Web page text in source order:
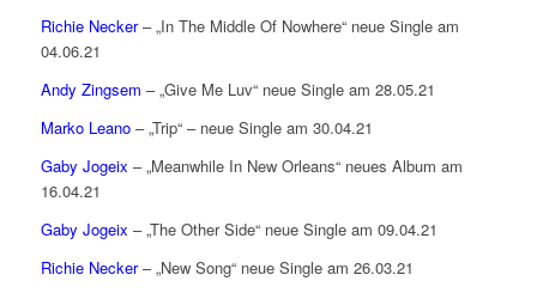
Richie Necker– „In The Middle Of Nowhere“ neue Single am
04.06.21
Andy Zingsem – „Give Me Luv“ neue Single am 28.05.21
Marko Leano– „Trip“ – neue Single am 30.04.21
Gaby Jogeix – „Meanwhile In New Orleans“ neues Album am
16.04.21
Gaby Jogeix – „The Other Side“ neue Single am 09.04.21
Richie Necker– „New Song“ neue Single am 26.03.21